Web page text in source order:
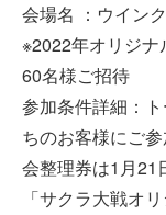
会場名 ：ウイン
※2022年オリジ
60名様ご招待
参加条件詳細：
ちのお客様にご参
会整理券は1月21
「サクラ大戦オ